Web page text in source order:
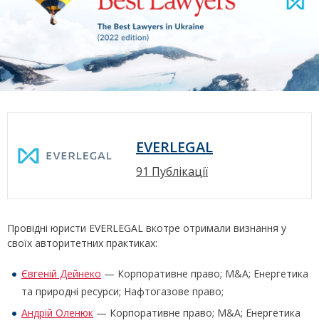
EVERLEGAL
91 Публікації
Провідні юристи EVERLEGAL вкотре отримали визнання у
своїх авторитетних практиках:
Євгеній Дейнеко — Корпоративне право; M&A; Енергетика
та природні ресурси; Нафтогазове право;
Андрій Оленюк — Корпоративне право; M&A; Енергетика